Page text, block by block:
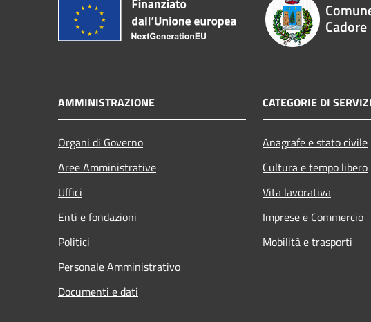
Cadore
AMMINISTRAZIONE
Organi di Governo
Aree Amministrative
Uffici
Enti e fondazioni
Politici
Personale Amministrativo
Documenti e dati
CATEGORIE DI
Anagrafe e stato civile
Cultura e tempo libero
Vita lavorativa
Imprese e Commercio
Mobilità e trasporti